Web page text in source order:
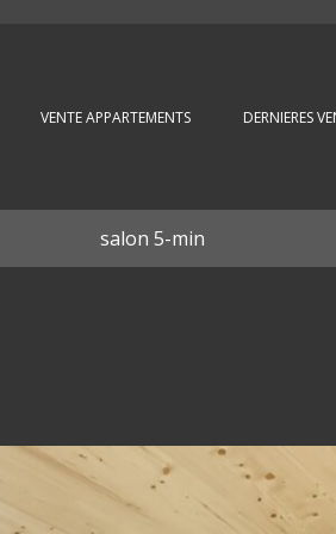
VENTE APPARTEMENTS DERNIERES
salon 5-min